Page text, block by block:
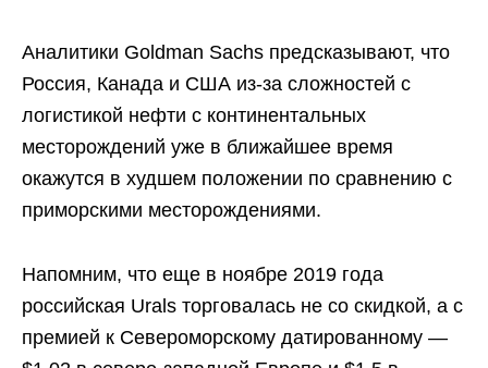
Аналитики Goldman Sachs предсказывают, что
Россия, Канада и США из-за сложностей с
логистикой нефти с континентальных
месторождений уже в ближайшее время
окажутся в худшем положении по сравнению с
приморскими месторождениями.
Напомним, что еще в ноябре 2019 года
российская Urals торговалась не со скидкой, а с
премией к Североморскому датированному —